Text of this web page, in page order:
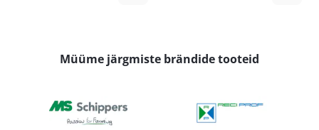
Müüme järgmiste brändide tooteid